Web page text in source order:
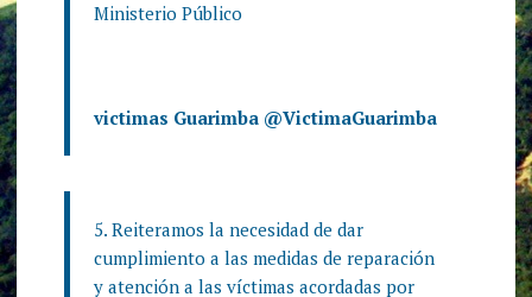
Ministerio Público
victimas Guarimba @VictimaGuarimba
5. Reiteramos la necesidad de dar
cumplimiento a las medidas de reparación
y atención a las víctimas acordadas por